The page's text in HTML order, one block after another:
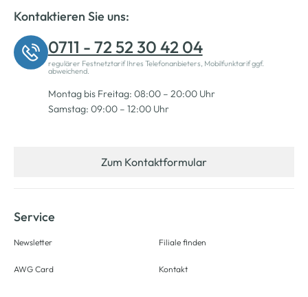
Kontaktieren Sie uns:
0711 - 72 52 30 42 04
regulärer Festnetztarif Ihres Telefonanbieters, Mobilfunktarif ggf.
abweichend.
Montag bis Freitag: 08:00 – 20:00 Uhr
Samstag: 09:00 – 12:00 Uhr
Zum Kontaktformular
Service
Newsletter
AWG Card
Filiale finden
Kontakt